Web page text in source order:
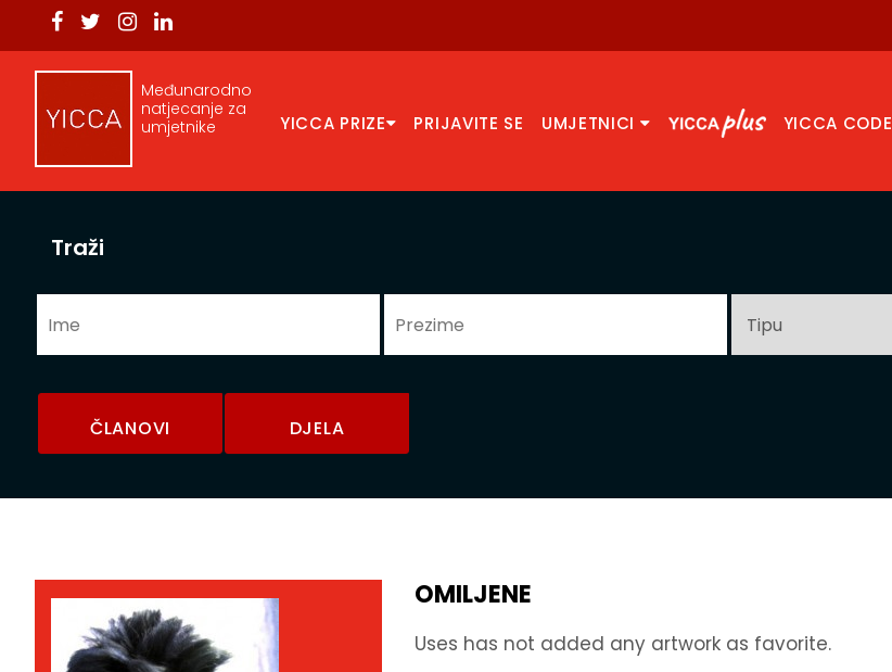
Međunarodno
natjecanje za
umjetnike
YICCA PRIZE PRIJAVITE SE UMJETNICI YICCA CODE
Traži
ČLANOVI DJELA
OMILJENE
Uses has not added any artwork as favorite.